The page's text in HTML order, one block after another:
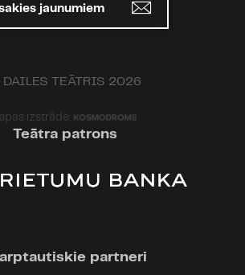
jaunumiem
TEĀTRIS 2026
izstrāde:
Teātra patrons
partneri